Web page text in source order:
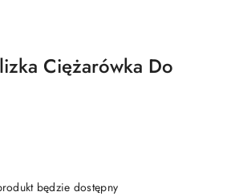
Ciężarówka Do
będzie dostępny